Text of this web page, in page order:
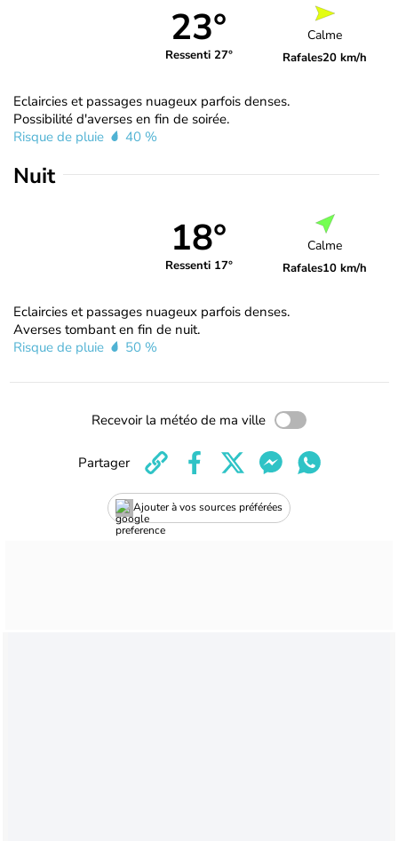
23°
Ressenti 27°
Calme
Rafales20 km/h
Eclaircies et passages nuageux parfois denses.
Possibilité d'averses en fin de soirée.
Risque de pluie
40 %
Nuit
18°
Ressenti 17°
Calme
Rafales10 km/h
Eclaircies et passages nuageux parfois denses.
Averses tombant en fin de nuit.
Risque de pluie
50 %
Recevoir la météo de ma ville
Ajouter à vos sources préférées
Partager